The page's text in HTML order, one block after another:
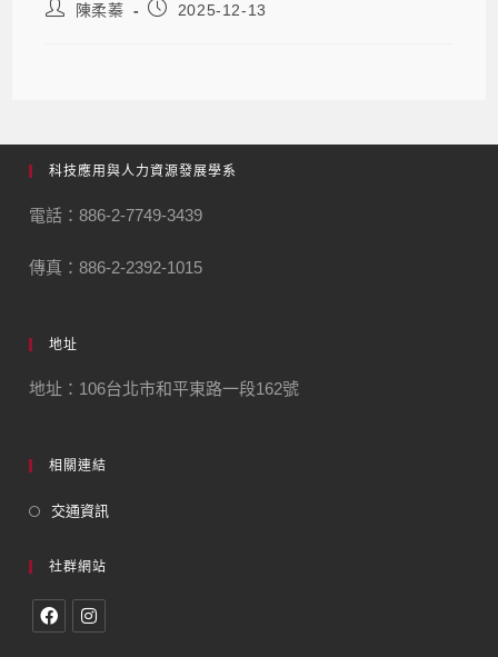
陳柔蓁 2025-12-13
科技應用與人力資源發展學系
電話：886-2-7749-3439
傳真：886-2-2392-1015
地址
地址：106台北市和平東路一段162號
相關連結
交通資訊
社群網站